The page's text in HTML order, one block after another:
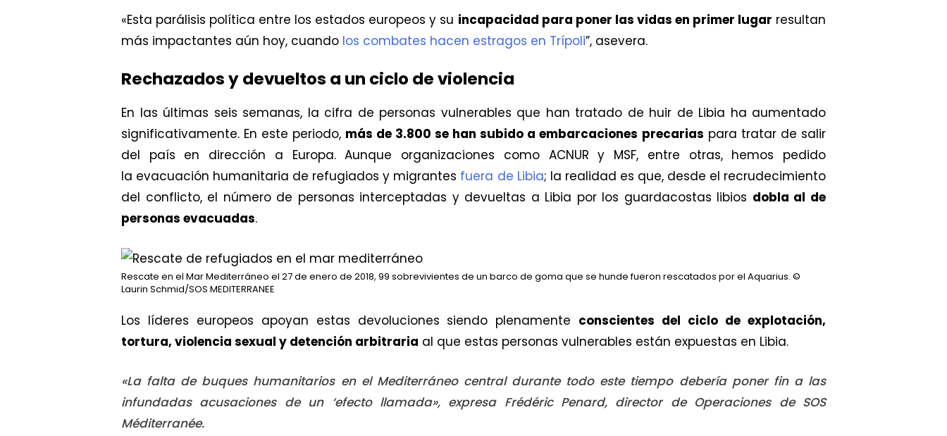
«Esta parálisis política entre los estados europeos y su incapacidad para poner las vidas en primer lugar resultan
más impactantes aún hoy, cuando los combates hacen estragos en Trípoli”, asevera.
Rechazados y devueltos a un ciclo de violencia
En las últimas seis semanas, la cifra de personas vulnerables que han tratado de huir de Libia ha aumentado
significativamente. En este periodo, más de 3.800 se han subido a embarcaciones precarias para tratar de salir
del país en dirección a Europa. Aunque organizaciones como ACNUR y MSF, entre otras, hemos pedido
la evacuación humanitaria de refugiados y migrantes fuera de Libia; la realidad es que, desde el recrudecimiento
del conflicto, el número de personas interceptadas y devueltas a Libia por los guardacostas libios dobla al de
personas evacuadas.
Rescate en el Mar Mediterráneo el 27 de enero de 2018, 99 sobrevivientes de un barco de goma que se hunde fueron rescatados por el Aquarius. ©
Laurin Schmid/SOS MEDITERRANEE
Los líderes europeos apoyan estas devoluciones siendo plenamente conscientes del ciclo de explotación,
tortura, violencia sexual y detención arbitraria al que estas personas vulnerables están expuestas en Libia.
«La falta de buques humanitarios en el Mediterráneo central durante todo este tiempo debería poner fin a las
infundadas acusaciones de un ‘efecto llamada», expresa Frédéric Penard, director de Operaciones de SOS
Méditerranée.